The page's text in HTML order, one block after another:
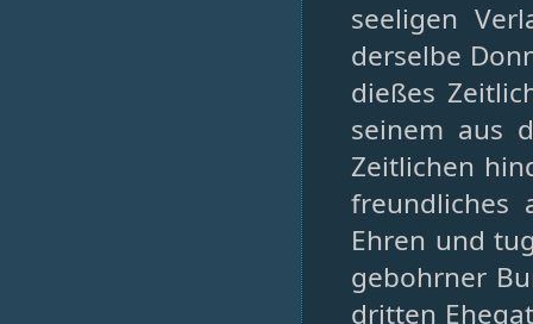
seeligen
derselbe
dießes
seinem aus
Zeitlichen
freundliches
Ehren und
gebohrner
dritten